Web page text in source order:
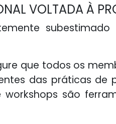
VOLTADA À
que todos os
das práticas
workshops são